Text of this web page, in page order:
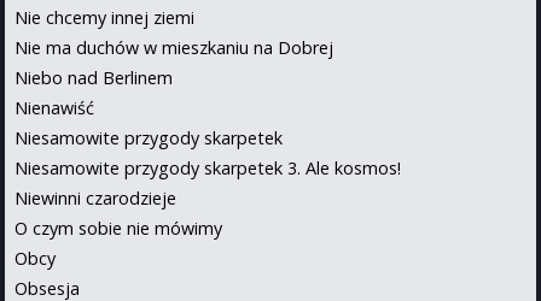
Nie chcemy innej ziemi
Nie ma duchów w mieszkaniu na Dobrej
Niebo nad Berlinem
Nienawiść
Niesamowite przygody skarpetek
Niesamowite przygody skarpetek 3. Ale kosmos!
Niewinni czarodzieje
O czym sobie nie mówimy
Obcy
Obsesja